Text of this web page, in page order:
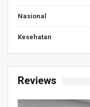
Nasional
Kesehatan
Reviews